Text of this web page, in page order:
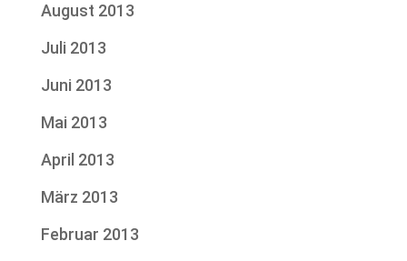
August 2013
Juli 2013
Juni 2013
Mai 2013
April 2013
März 2013
Februar 2013